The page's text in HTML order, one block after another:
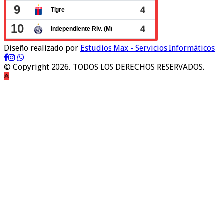
Diseño realizado por Estudios Max - Servicios Informáticos
© Copyright 2026, TODOS LOS DERECHOS RESERVADOS.